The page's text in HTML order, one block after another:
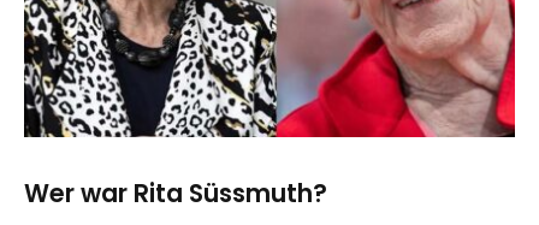
Wer war Rita Süssmuth?